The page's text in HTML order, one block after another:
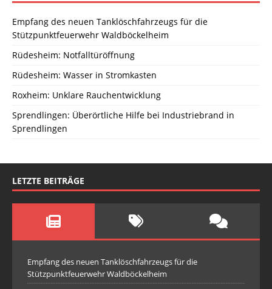
Empfang des neuen Tanklöschfahrzeugs für die
Stützpunktfeuerwehr Waldböckelheim
Rüdesheim: Notfalltüröffnung
Rüdesheim: Wasser in Stromkasten
Roxheim: Unklare Rauchentwicklung
Sprendlingen: Überörtliche Hilfe bei Industriebrand in
Sprendlingen
LETZTE BEITRÄGE
Empfang des neuen Tanklöschfahrzeugs für die
Stützpunktfeuerwehr Waldböckelheim